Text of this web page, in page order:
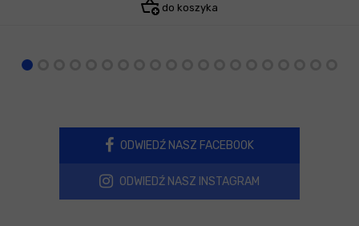
do koszyka
ODWIEDŹ NASZ FACEBOOK
ODWIEDŹ NASZ INSTAGRAM